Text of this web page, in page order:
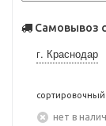
Самовывоз
г. Краснодар
сортировочный
Нет в